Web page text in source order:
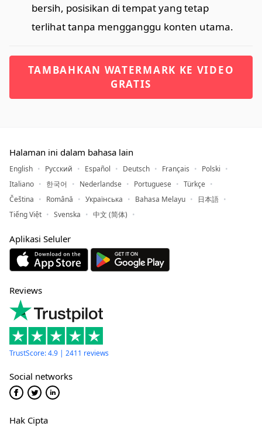
bersih, posisikan di tempat yang tetap
terlihat tanpa mengganggu konten utama.
TAMBAHKAN WATERMARK KE VIDEO
GRATIS
Halaman ini dalam bahasa lain
English Русский Español Deutsch Français
Polski
Italiano
한국어 Nederlandse Portuguese
Türkçe
Čeština
Română Українська Bahasa Melayu
日本語
Tiếng Việt
Svenska 中文 (简体)
Aplikasi Seluler
Reviews
TrustScore: 4.9 | 2411 reviews
Social networks
Hak Cipta